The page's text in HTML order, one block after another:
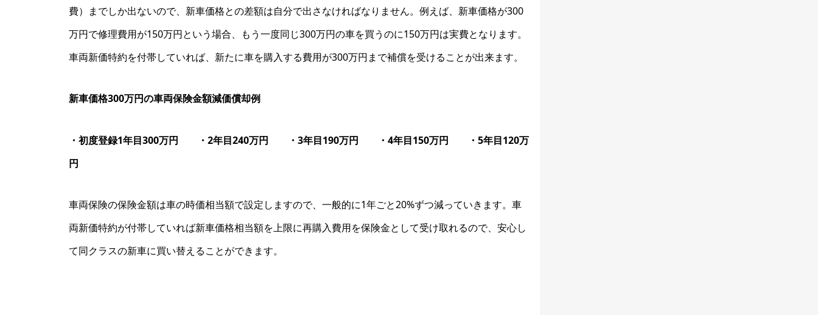
費）までしか出ないので、新車価格との差額は自分で出さなければなりません。例えば、新車価格が300
万円で修理費用が150万円という場合、もう一度同じ300万円の車を買うのに150万円は実費となります。
車両新価特約を付帯していれば、新たに車を購入する費用が300万円まで補償を受けることが出来ます。
新車価格300万円の車両保険金額減価償却例
・初度登録1年目300万円 ・2年目240万円 ・3年目190万円 ・4年目150万円 ・5年目120万
円
車両保険の保険金額は車の時価相当額で設定しますので、一般的に1年ごと20%ずつ減っていきます。車
両新価特約が付帯していれば新車価格相当額を上限に再購入費用を保険金として受け取れるので、安心し
て同クラスの新車に買い替えることができます。